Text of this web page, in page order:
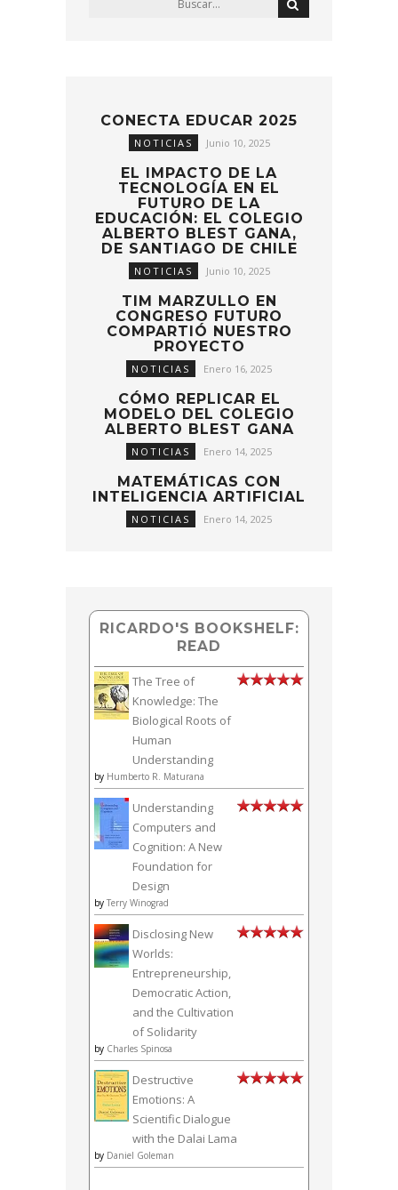
CONECTA EDUCAR 2025
NOTICIAS Junio 10, 2025
EL IMPACTO DE LA
TECNOLOGÍA EN EL
FUTURO DE LA
EDUCACIÓN: EL COLEGIO
ALBERTO BLEST GANA,
DE SANTIAGO DE CHILE
NOTICIAS Junio 10, 2025
TIM MARZULLO EN
CONGRESO FUTURO
COMPARTIÓ NUESTRO
PROYECTO
NOTICIAS Enero 16, 2025
CÓMO REPLICAR EL
MODELO DEL COLEGIO
ALBERTO BLEST GANA
NOTICIAS Enero 14, 2025
MATEMÁTICAS CON
INTELIGENCIA ARTIFICIAL
NOTICIAS Enero 14, 2025
RICARDO'S BOOKSHELF:
READ
The Tree of
Knowledge: The
Biological Roots of
Human
Understanding
by Humberto R. Maturana
Understanding
Computers and
Cognition: A New
Foundation for
Design
by Terry Winograd
Disclosing New
Worlds:
Entrepreneurship,
Democratic Action,
and the Cultivation
of Solidarity
by Charles Spinosa
Destructive
Emotions: A
Scientific Dialogue
with the Dalai Lama
by Daniel Goleman